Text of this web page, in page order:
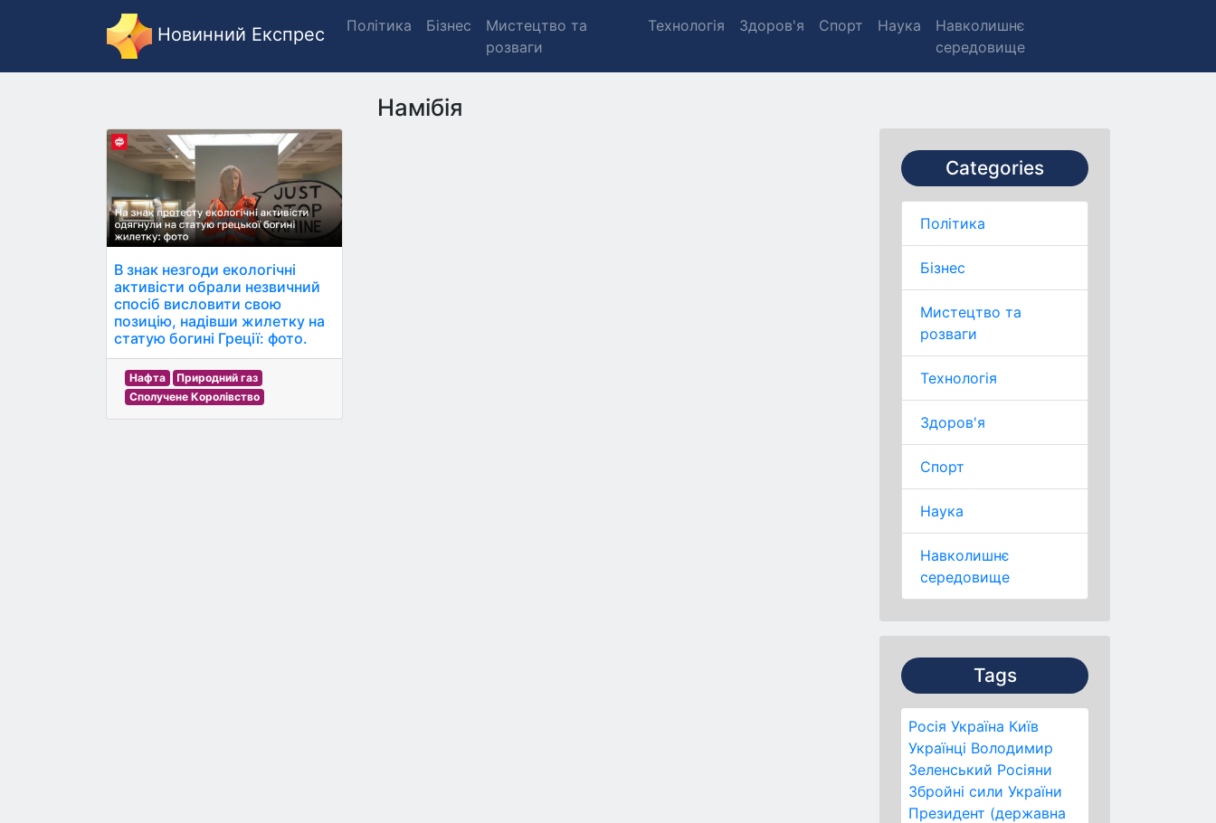
Новинний Експрес Політика Бізнес
Мистецтво та
розваги
Технологія Здоров'я Спорт Наука
Навколишнє
середовище
Намібія
Categories
Політика
Бізнес
Мистецтво та
розваги
Технологія
Здоров'я
Спорт
Наука
Навколишнє
середовище
Tags
Росія Україна Київ
Українці Володимир
Зеленський Росіяни
Збройні сили України
Президент (державна
В знак незгоди екологічні
активісти обрали незвичний
спосіб висловити свою
позицію, надівши жилетку на
статую богині Греції: фото.
Нафта
Природний газ
Сполучене Королівство